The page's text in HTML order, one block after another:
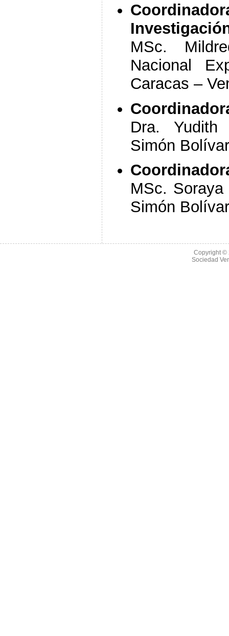
MSc.
Nacional
Caracas –
Dra. Yudith
Simón
MSc. Soraya
Simón
Copyright
Sociedad